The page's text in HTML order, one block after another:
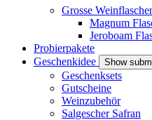
Grosse
Magnum
Jeroboam
Probierpakete
Geschenkidee
Show
Geschenksets
Gutscheine
Weinzubehör
Salgescher Safran